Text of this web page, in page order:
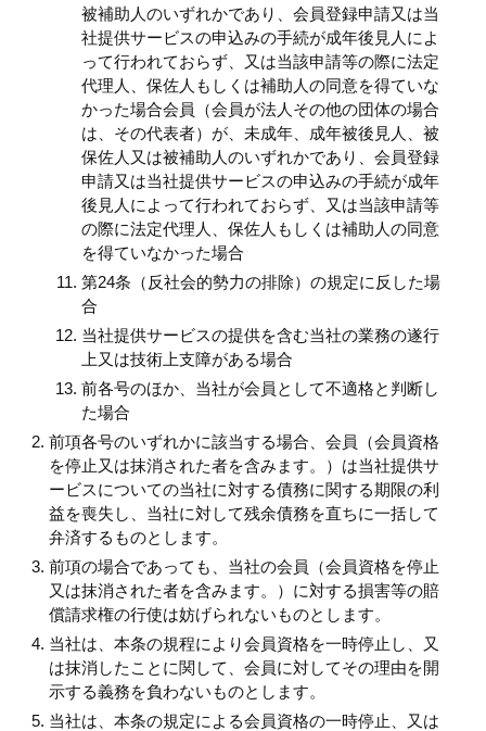
被補助人のいずれかであり、会員登録申請又は当
社提供サービスの申込みの手続が成年後見人によ
って行われておらず、又は当該申請等の際に法定
代理人、保佐人もしくは補助人の同意を得ていな
かった場合会員（会員が法人その他の団体の場合
は、その代表者）が、未成年、成年被後見人、被
保佐人又は被補助人のいずれかであり、会員登録
申請又は当社提供サービスの申込みの手続が成年
後見人によって行われておらず、又は当該申請等
の際に法定代理人、保佐人もしくは補助人の同意
を得ていなかった場合
第24条（反社会的勢力の排除）の規定に反した場
合
当社提供サービスの提供を含む当社の業務の遂行
上又は技術上支障がある場合
前各号のほか、当社が会員として不適格と判断し
た場合
前項各号のいずれかに該当する場合、会員（会員資格
を停止又は抹消された者を含みます。）は当社提供サ
ービスについての当社に対する債務に関する期限の利
益を喪失し、当社に対して残余債務を直ちに一括して
弁済するものとします。
前項の場合であっても、当社の会員（会員資格を停止
又は抹消された者を含みます。）に対する損害等の賠
償請求権の行使は妨げられないものとします。
当社は、本条の規程により会員資格を一時停止し、又
は抹消したことに関して、会員に対してその理由を開
示する義務を負わないものとします。
当社は、本条の規定による会員資格の一時停止、又は